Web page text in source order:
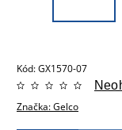
Kód:GX1570-07
Značka:Gelco